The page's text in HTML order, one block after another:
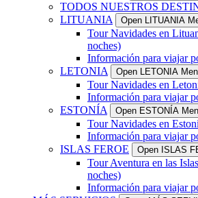
TODOS NUESTROS
LITUANIA
Open LITUANIA
Tour Navidades en
noches)
Información para viajar
LETONIA
Open LETONIA
Tour Navidades en
Información para viajar
ESTONÍA
Open ESTONÍA
Tour Navidades en
Información para viajar
ISLAS FEROE
Open ISLAS
Tour Aventura en las
noches)
Información para viajar